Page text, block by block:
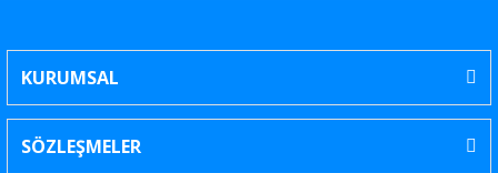
KURUMSAL
SÖZLEŞMELER